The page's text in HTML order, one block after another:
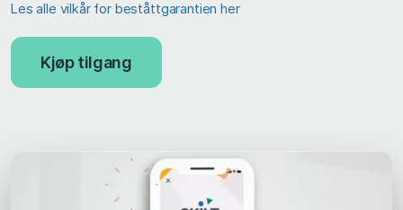
Les alle vilkår for beståttgarantien her
Kjøp tilgang